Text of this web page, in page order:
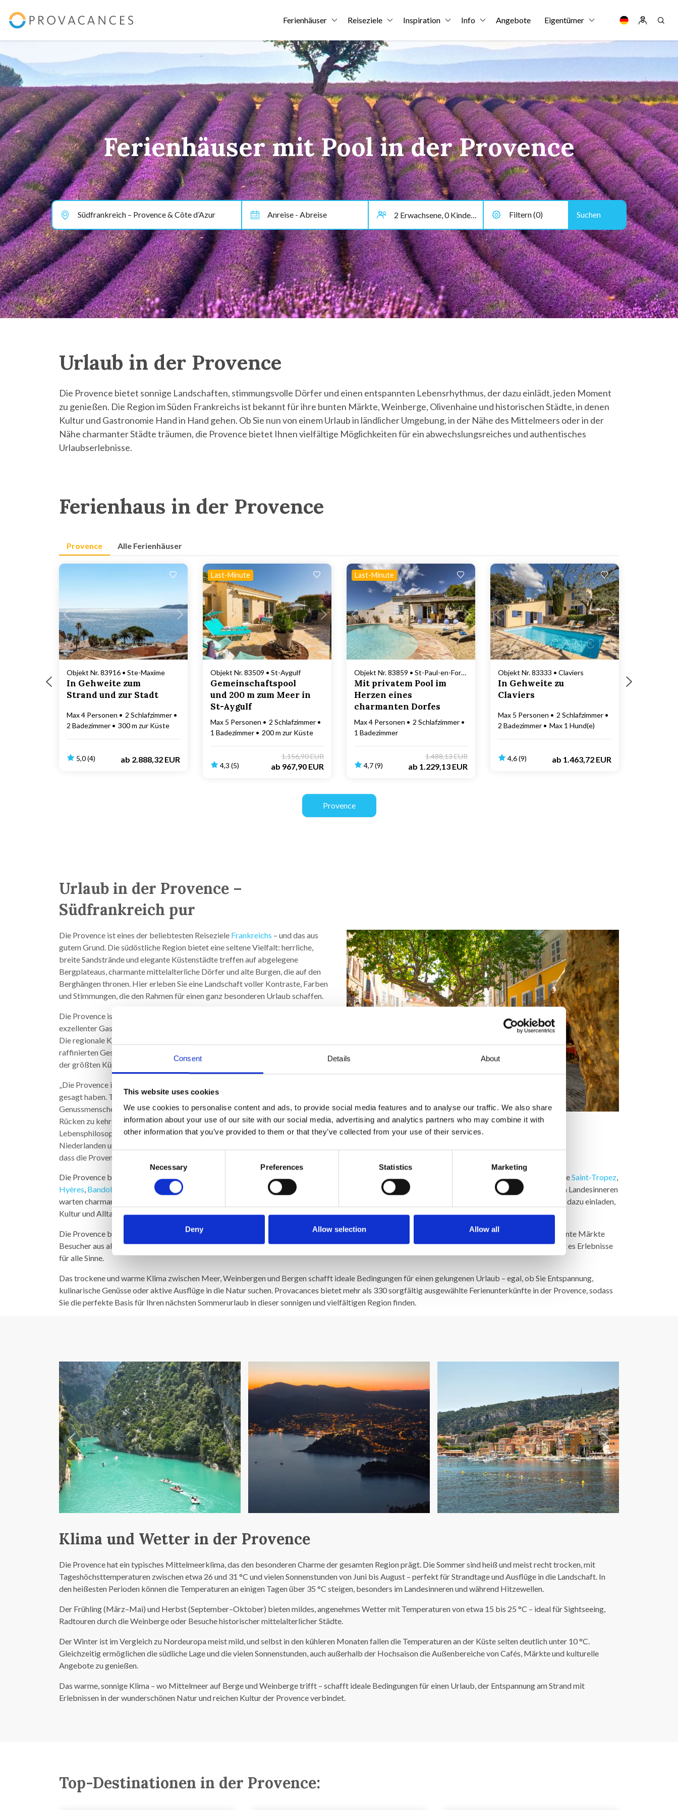
Consent Details About
This website uses cookies
We use cookies to personalise content and ads, to provide social media features and to analyse our traffic. We also share
information about your use of our site with our social media, advertising and analytics partners who may combine it with
other information that you’ve provided to them or that they’ve collected from your use of their services.
Consent
Necessary Preferences Statistics Marketing
Deny Allow selection Allow all
Ferienhäuser Reiseziele Inspiration Info Angebote Eigentümer
Ferienhäuser mit Pool in der Provence
Südfrankreich – Provence & Côte d’Azur Anreise - Abreise 2 Erwachsene, 0 Kinder, 0 Hund Filtern (0)
Urlaub in der Provence
Die Provence bietet sonnige Landschaften, stimmungsvolle Dörfer und einen entspannten Lebensrhythmus, der dazu einlädt, jeden Moment
zu genießen. Die Region im Süden Frankreichs ist bekannt für ihre bunten Märkte, Weinberge, Olivenhaine und historischen Städte, in denen
Kultur und Gastronomie Hand in Hand gehen. Ob Sie nun von einem Urlaub in ländlicher Umgebung, in der Nähe des Mittelmeers oder in der
Nähe charmanter Städte träumen, die Provence bietet Ihnen vielfältige Möglichkeiten für ein abwechslungsreiches und authentisches
Urlaubserlebnisse.
Ferienhaus in der Provence
Provence Alle Ferienhäuser
Lädt ...
Objekt Nr. 83916 • Ste-Maxime
In Gehweite zum
Strand und zur Stadt
Max 4 Personen
2 Schlafzimmer
2 Badezimmer
300 m zur Küste
5,0 (4) ab 2.888,32 EUR
Last-Minute
Lädt ...
Objekt Nr. 83509 • St-Aygulf
Gemeinschaftspool
und 200 m zum Meer in
St-Aygulf
Max 5 Personen
2 Schlafzimmer
1 Badezimmer
200 m zur Küste
4,3 (5)
1.156,90 EUR
ab 967,90 EUR
Last-Minute
Lädt ...
Objekt Nr. 83859 • St-Paul-en-Forêt
Mit privatem Pool im
Herzen eines
charmanten Dorfes
Max 4 Personen
2 Schlafzimmer
1 Badezimmer
4,7 (9)
1.488,13 EUR
ab 1.229,13 EUR
Lädt ...
Objekt Nr. 83333 • Claviers
In Gehweite zu
Claviers
Max 5 Personen
2 Schlafzimmer
2 Badezimmer
Max 1 Hund(e)
4,6 (9) ab 1.463,72 EUR
Provence
Urlaub in der Provence –
Südfrankreich pur
Die Provence ist eines der beliebtesten Reiseziele Frankreichs – und das aus
gutem Grund. Die südöstliche Region bietet eine seltene Vielfalt: herrliche,
breite Sandstrände und elegante Küstenstädte treffen auf abgelegene
Bergplateaus, charmante mittelalterliche Dörfer und alte Burgen, die auf den
Berghängen thronen. Hier erleben Sie eine Landschaft voller Kontraste, Farben
und Stimmungen, die den Rahmen für einen ganz besonderen Urlaub schaffen.
Die Provence ist eine einzigartige Mischung aus beeindruckender Natur,
exzellenter Gastronomie sowie Kunst- und Kulturerlebnissen von Weltklasse.
Die regionale Küche reicht von einfachen, authentischen Gerichten bis zu
raffinierten Geschmackserlebnissen, und die Region hat im Laufe der Zeit einige
der größten Künstler, Schriftsteller und Denker der Welt angezogen.
„Die Provence ist geschaffen für Liebe und Kunst“, soll Leonardo da Vinci einst
gesagt haben. Tatsache ist, dass die Provenzalen ein Volk unverbesserlicher
Genussmenschen sind, die die Kunst beherrschen, dem Alltagsstress den
Rücken zu kehren und den Moment zu genießen. Genau diese
Lebensphilosophie hat Besuchern aus Dänemark, England, Deutschland, den
Niederlanden und Paris über Generationen hinweg den Eindruck vermittelt,
dass die Provence ein wahres Paradies ist.
Die Provence bietet eine Fülle spannender Städte und Dörfer voller Geschichte, Charme und Leben. An der Küste finden Sie bekannte Ferienperlen wieSaint-Tropez,
Hyères, Bandol Sainte-Maxime
, wo Sonne, Meer und lebhafte Häfen die perfekten Voraussetzungen für einen Sommerurlaub schaffen. Im Landesinneren
warten charmante und historische Städte wie
mit provenzalischem Flair, lokalen Märkten und schönen Plätzen, die dazu einladen,
Kultur und Alltag der Region zu erleben.
Die Provence beherbergt zudem ikonische Städte wie L’Isle-sur-la-Sorgue,Fontaine-de-Vaucluse
, wo Geschichte, Kultur und bunte Märkte
Besucher aus aller Welt anziehen. Von mittelalterlichen Stadtzentren und alten Schlössern bis hin zu modernem Café- und Restaurantleben – hier gibt es Erlebnisse
für alle Sinne.
Das trockene und warme Klima zwischen Meer, Weinbergen und Bergen schafft ideale Bedingungen für einen gelungenen Urlaub – egal, ob Sie Entspannung,
kulinarische Genüsse oder aktive Ausflüge in die Natur suchen. Provacances bietet mehr als 330 sorgfältig ausgewählte Ferienunterkünfte in der Provence, sodass
Sie die perfekte Basis für Ihren nächsten Sommerurlaub in dieser sonnigen und vielfältigen Region finden.
Klima und Wetter in der Provence
Die Provence hat ein typisches Mittelmeerklima, das den besonderen Charme der gesamten Region prägt. Die Sommer sind heiß und meist recht trocken, mit
Tageshöchsttemperaturen zwischen etwa 26 und 31 °C und vielen Sonnenstunden von Juni bis August – perfekt für Strandtage und Ausflüge in die Landschaft. In
den heißesten Perioden können die Temperaturen an einigen Tagen über 35 °C steigen, besonders im Landesinneren und während Hitzewellen.
Der Frühling (März–Mai) und Herbst (September–Oktober) bieten mildes, angenehmes Wetter mit Temperaturen von etwa 15 bis 25 °C – ideal für Sightseeing,
Radtouren durch die Weinberge oder Besuche historischer mittelalterlicher Städte.
Der Winter ist im Vergleich zu Nordeuropa meist mild, und selbst in den kühleren Monaten fallen die Temperaturen an der Küste selten deutlich unter 10 °C.
Gleichzeitig ermöglichen die südliche Lage und die vielen Sonnenstunden, auch außerhalb der Hochsaison die Außenbereiche von Cafés, Märkte und kulturelle
Angebote zu genießen.
Das warme, sonnige Klima – wo Mittelmeer auf Berge und Weinberge trifft – schafft ideale Bedingungen für einen Urlaub, der Entspannung am Strand mit
Erlebnissen in der wunderschönen Natur und reichen Kultur der Provence verbindet.
Top-Destinationen in der Provence: